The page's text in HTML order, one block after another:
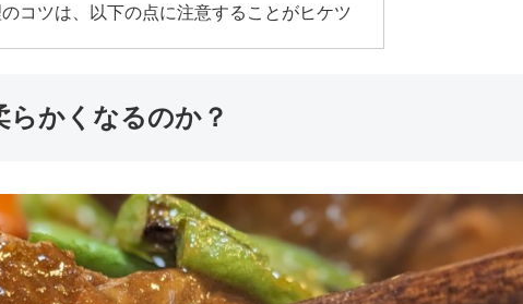
コツは、以下の点に注意することがヒケツ
らかくなるのか？